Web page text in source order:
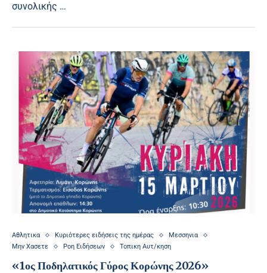
συνολικής …
Αθλητικα Κυριότερες ειδήσεις της ημέρας
Μεσσηνια
Μην Χασετε
Ροη Ειδήσεων Τοπικη Αυτ/κηση
«1ος Ποδηλατικός Γύρος Κορώνης 2026»